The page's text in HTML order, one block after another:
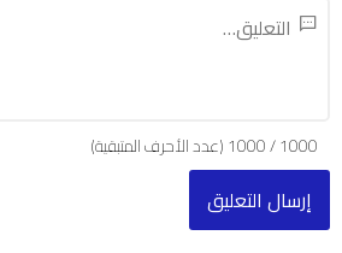
1000
/
1000(عدد الأحرف المتبقية)